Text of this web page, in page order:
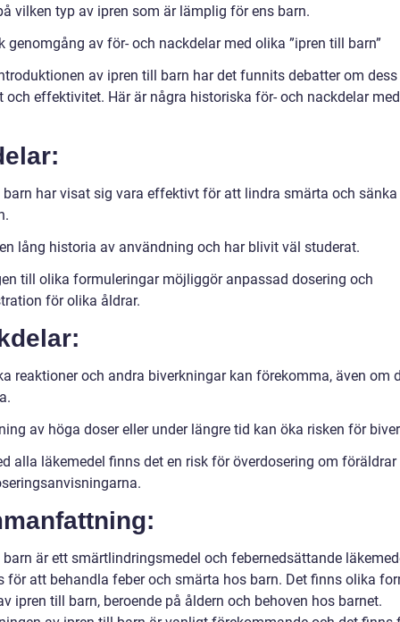
vilken typ av ipren som är lämplig för ens barn.
genomgång av för- och nackdelar med olika ”ipren till barn”
av ipren till barn har det funnits debatter om dess
och effektivitet. Här är några historiska för- och nackdelar
barn har visat sig vara effektivt för att lindra smärta och sänka
lång historia av användning och har blivit väl studerat.
till olika formuleringar möjliggör anpassad dosering och
för olika åldrar.
reaktioner och andra biverkningar kan förekomma, även om
av höga doser eller under längre tid kan öka risken för
alla läkemedel finns det en risk för överdosering om föräldrar
är ett smärtlindringsmedel och febernedsättande
för att behandla feber och smärta hos barn. Det finns olika
ipren till barn, beroende på åldern och behoven hos barnet.